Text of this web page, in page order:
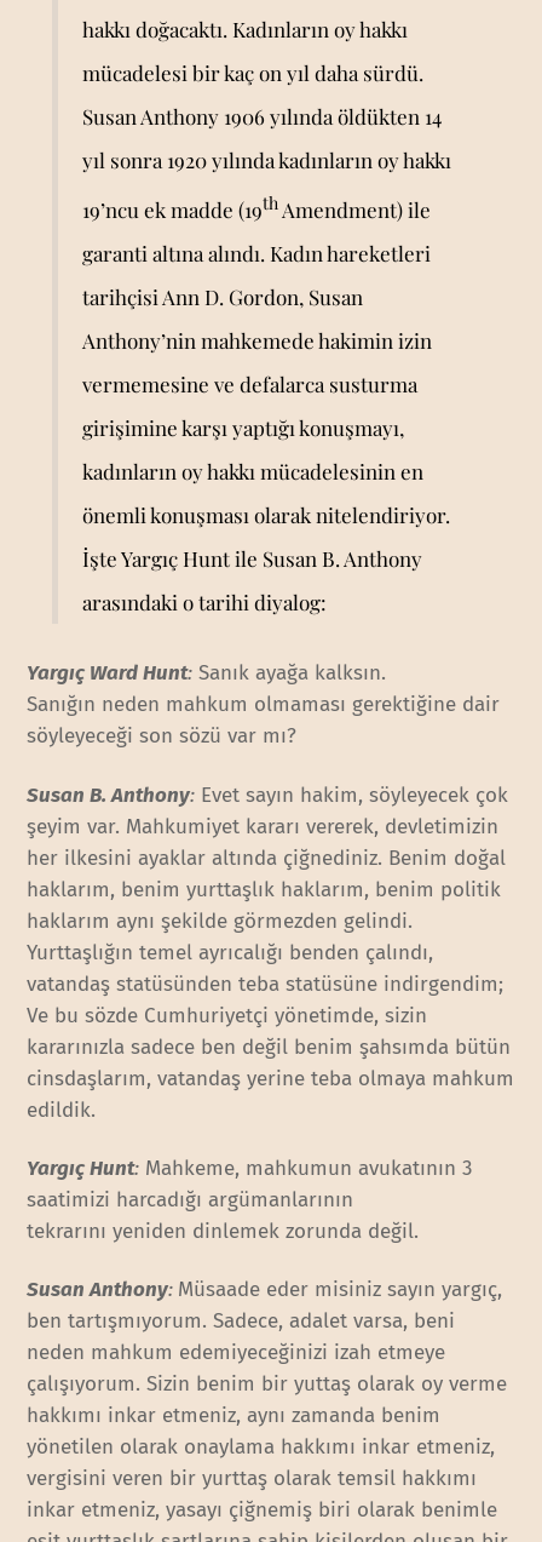
hakkı doğacaktı. Kadınların oy hakkı
mücadelesi bir kaç on yıl daha sürdü.
Susan Anthony 1906 yılında öldükten 14
yıl sonra 1920 yılında kadınların oy hakkı
19’ncu ek madde (19thAmendment) ile
garanti altına alındı. Kadın hareketleri
tarihçisi Ann D. Gordon, Susan
Anthony’nin mahkemede hakimin izin
vermemesine ve defalarca susturma
girişimine karşı yaptığı konuşmayı,
kadınların oy hakkı mücadelesinin en
önemli konuşması olarak nitelendiriyor.
İşte Yargıç Hunt ile Susan B. Anthony
arasındaki o tarihi diyalog:
Yargıç Ward Hunt: Sanık ayağa kalksın.
Sanığın neden mahkum olmaması gerektiğine dair
söyleyeceği son sözü var mı?
Susan B. Anthony: Evet sayın hakim, söyleyecek çok
şeyim var. Mahkumiyet kararı vererek, devletimizin
her ilkesini ayaklar altında çiğnediniz. Benim doğal
haklarım, benim yurttaşlık haklarım, benim politik
haklarım aynı şekilde görmezden gelindi.
Yurttaşlığın temel ayrıcalığı benden çalındı,
vatandaş statüsünden teba statüsüne indirgendim;
Ve bu sözde Cumhuriyetçi yönetimde, sizin
kararınızla sadece ben değil benim şahsımda bütün
cinsdaşlarım, vatandaş yerine teba olmaya mahkum
edildik.
Yargıç Hunt: Mahkeme, mahkumun avukatının 3
saatimizi harcadığı argümanlarının
tekrarını yeniden dinlemek zorunda değil.
Susan Anthony: Müsaade eder misiniz sayın yargıç,
ben tartışmıyorum. Sadece, adalet varsa, beni
neden mahkum edemiyeceğinizi izah etmeye
çalışıyorum. Sizin benim bir yuttaş olarak oy verme
hakkımı inkar etmeniz, aynı zamanda benim
yönetilen olarak onaylama hakkımı inkar etmeniz,
vergisini veren bir yurttaş olarak temsil hakkımı
inkar etmeniz, yasayı çiğnemiş biri olarak benimle